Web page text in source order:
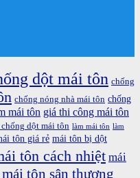
dột mái tôn chống
chống nóng nhà mái tôn chống
mái tôn giá thi công mái tôn
chống dột mái tôn làm mái tôn làm
tôn giá rẻ mái tôn bị dột
tôn cách nhiệt mái
mái tôn sân thượng